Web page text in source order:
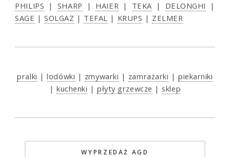
PHILIPS | SHARP | HAIER | TEKA | DELONGHI
|
SAGE |SOLGAZ | TEFAL | KRUPS | ZELMER
pralki |lodówki | zmywarki | zamrażarki |piekarniki
| kuchenki |płyty grzewcze | sklep
WYPRZEDAŻ AGD